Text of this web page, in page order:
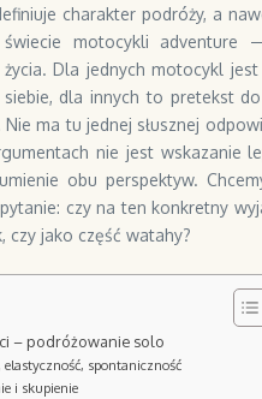
charakter podróży, a
motocykli adventure
Dla jednych motocykl jest
dla innych to pretekst
ma tu jednej słusznej
nie jest wskazanie
obu perspektyw.
czy na ten konkretny
czy jako część watahy?
– podróżowanie solo
elastyczność, spontaniczność
i skupienie